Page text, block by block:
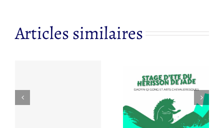
Articles similaires
Nouvelle
année du
cheval de feu
par Georges